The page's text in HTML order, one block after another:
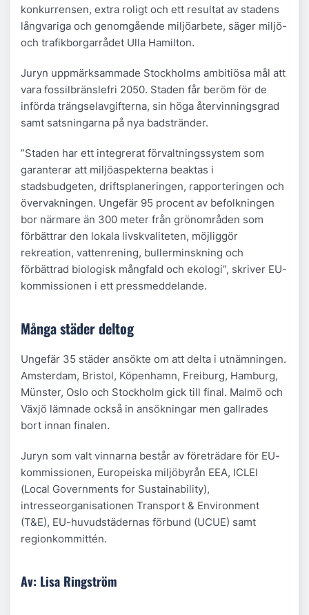
konkurrensen, extra roligt och ett resultat av stadens
långvariga och genomgående miljöarbete, säger miljö-
och trafikborgarrådet Ulla Hamilton.
Juryn uppmärksammade Stockholms ambitiösa mål att
vara fossilbränslefri 2050. Staden får beröm för de
införda trängselavgifterna, sin höga återvinningsgrad
samt satsningarna på nya badstränder.
”Staden har ett integrerat förvaltningssystem som
garanterar att miljöaspekterna beaktas i
stadsbudgeten, driftsplaneringen, rapporteringen och
övervakningen. Ungefär 95 procent av befolkningen
bor närmare än 300 meter från grönområden som
förbättrar den lokala livskvaliteten, möjliggör
rekreation, vattenrening, bullerminskning och
förbättrad biologisk mångfald och ekologi”, skriver EU-
kommissionen i ett pressmeddelande.
Många städer deltog
Ungefär 35 städer ansökte om att delta i utnämningen.
Amsterdam, Bristol, Köpenhamn, Freiburg, Hamburg,
Münster, Oslo och Stockholm gick till final. Malmö och
Växjö lämnade också in ansökningar men gallrades
bort innan finalen.
Juryn som valt vinnarna består av företrädare för EU-
kommissionen, Europeiska miljöbyrån EEA, ICLEI
(Local Governments for Sustainability),
intresseorganisationen Transport & Environment
(T&E), EU-huvudstädernas förbund (UCUE) samt
regionkommittén.
Av: Lisa Ringström